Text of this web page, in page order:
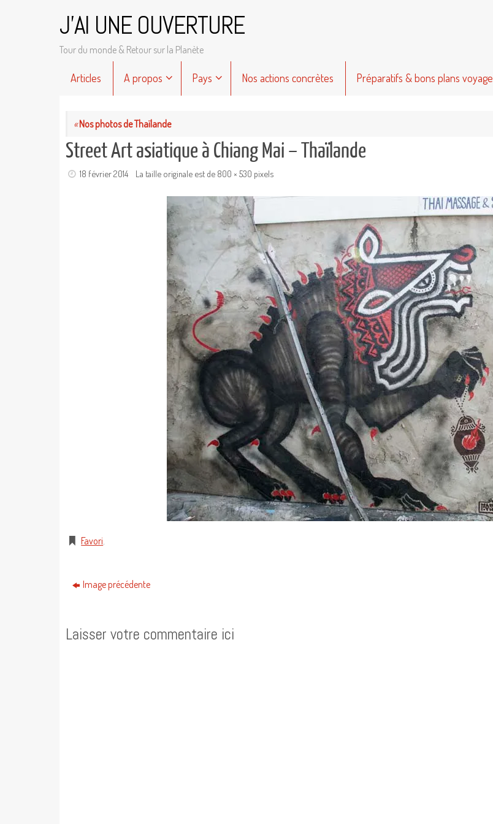
J'AI UNE OUVERTURE
Tour du monde & Retour sur la Planète
Articles A propos Pays Nos actions concrètes Préparatifs & bons plans voyage
«Nos photos de Thaïlande
Street Art asiatique à Chiang Mai – Thaïlande
18 février 2014 La taille originale est de 800 × 530 pixels
Favori.
Image précédente
Laisser votre commentaire ici